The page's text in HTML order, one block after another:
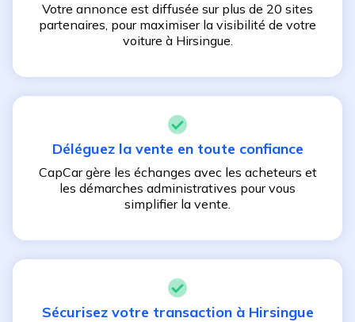
Votre annonce est diffusée sur plus de 20 sites
partenaires, pour maximiser la visibilité de votre
voiture à Hirsingue.
Déléguez la vente en toute confiance
CapCar gère les échanges avec les acheteurs et
les démarches administratives pour vous
simplifier la vente.
Sécurisez votre transaction à Hirsingue